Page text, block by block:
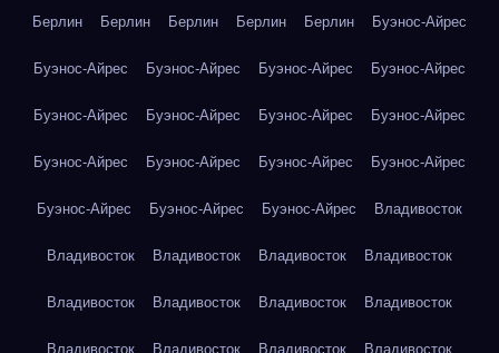
Берлин Берлин Берлин Берлин Берлин Буэнос-Айрес
Буэнос-Айрес Буэнос-Айрес Буэнос-Айрес Буэнос-Айрес
Буэнос-Айрес Буэнос-Айрес Буэнос-Айрес Буэнос-Айрес
Буэнос-Айрес Буэнос-Айрес Буэнос-Айрес Буэнос-Айрес
Буэнос-Айрес Буэнос-Айрес Буэнос-Айрес Владивосток
Владивосток Владивосток Владивосток Владивосток
Владивосток Владивосток Владивосток Владивосток
Владивосток Владивосток Владивосток Владивосток